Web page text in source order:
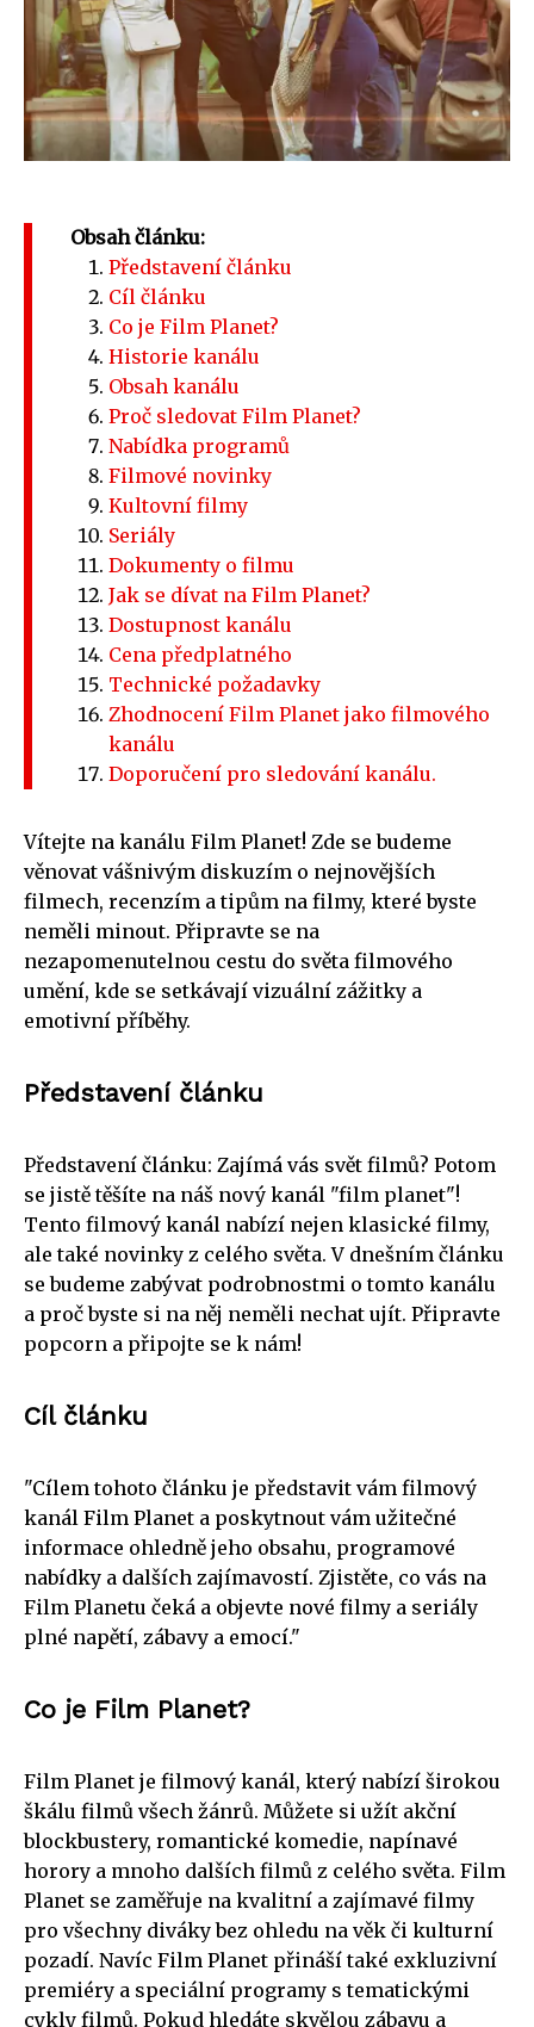
Obsah článku:
Představení článku
Cíl článku
Co je Film Planet?
Historie kanálu
Obsah kanálu
Proč sledovat Film Planet?
Nabídka programů
Filmové novinky
Kultovní filmy
Seriály
Dokumenty o filmu
Jak se dívat na Film Planet?
Dostupnost kanálu
Cena předplatného
Technické požadavky
Zhodnocení Film Planet jako filmového
kanálu
Doporučení pro sledování kanálu.
Vítejte na kanálu Film Planet! Zde se budeme
věnovat vášnivým diskuzím o nejnovějších
filmech, recenzím a tipům na filmy, které byste
neměli minout. Připravte se na
nezapomenutelnou cestu do světa filmového
umění, kde se setkávají vizuální zážitky a
emotivní příběhy.
Představení článku
Představení článku: Zajímá vás svět filmů? Potom
se jistě těšíte na náš nový kanál "film planet"!
Tento filmový kanál nabízí nejen klasické filmy,
ale také novinky z celého světa. V dnešním článku
se budeme zabývat podrobnostmi o tomto kanálu
a proč byste si na něj neměli nechat ujít. Připravte
popcorn a připojte se k nám!
Cíl článku
"Cílem tohoto článku je představit vám filmový
kanál Film Planet a poskytnout vám užitečné
informace ohledně jeho obsahu, programové
nabídky a dalších zajímavostí. Zjistěte, co vás na
Film Planetu čeká a objevte nové filmy a seriály
plné napětí, zábavy a emocí."
Co je Film Planet?
Film Planet je filmový kanál, který nabízí širokou
škálu filmů všech žánrů. Můžete si užít akční
blockbustery, romantické komedie, napínavé
horory a mnoho dalších filmů z celého světa. Film
Planet se zaměřuje na kvalitní a zajímavé filmy
pro všechny diváky bez ohledu na věk či kulturní
pozadí. Navíc Film Planet přináší také exkluzivní
premiéry a speciální programy s tematickými
cykly filmů. Pokud hledáte skvělou zábavu a